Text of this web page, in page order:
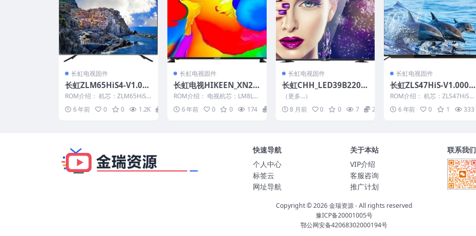
长虹电视固件
长虹ZLM65HiS4-V1.000
39版本USB整机软件刷机
固件下载
ROM介绍： 机芯：ZLM65HiS4
固件版本：V1.00039 适用机
型：请...
6 年前 0 0 1.2K
长虹电视固件
长虹电视HIKEEN_XN2A
_iDT_3_32E8(LM8L)_V1.
00011_U盘刷机固件
ROM介绍： 电视机芯：LM8L
固件大小：403M 此数据包含有
升级方法,此文...
6 年前 0 0 174
长虹电视固件
长虹CHH_LED39B2200_
CN_RTD2648_PCB5635
-C_TPT390J1_L01_DLED
_V2.30_20121210_U盘
（更多…）
8 月前
0 0 7 20
长虹电视固件
长虹ZLS47HiS-V1.0002
4整机原厂刷机固件下载
ROM介绍： 机芯：ZLS47HiS
固件版本：V1.00024 适用机
型：请以...
6 年前 0 1 333
快速导航
个人中心
标签云
网址导航
关于本站
VIP介绍
客服咨询
推广计划
联系我们
Copyright © 2026金瑞资源- All rights reserved
豫ICP备20001005号
鄂公网安备42068302000194号